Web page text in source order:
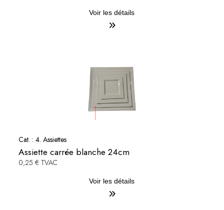
Voir les détails
Cat. : 4. Assiettes
Assiette carrée blanche 24cm
0,25 € TVAC
Voir les détails